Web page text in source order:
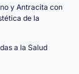
y Antracita con
de la
a la Salud